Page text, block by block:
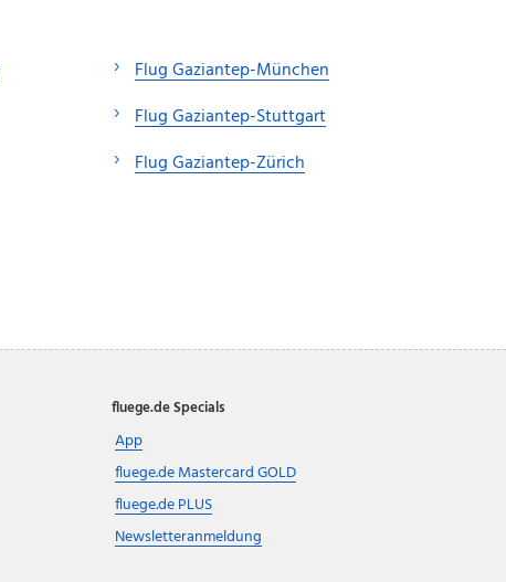
Flug Gaziantep-München
Flug Gaziantep-Stuttgart
Flug Gaziantep-Zürich